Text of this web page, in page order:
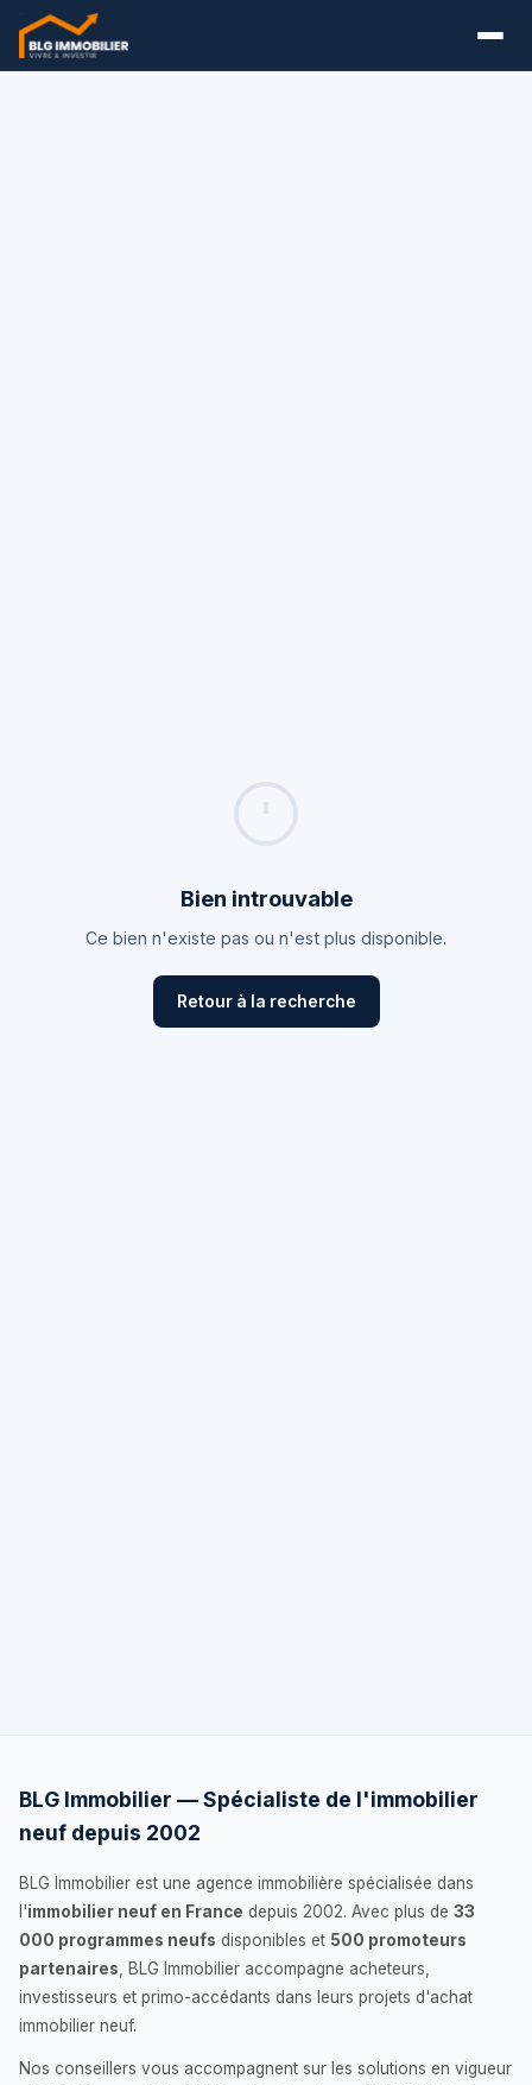
Bien introuvable
Ce bien n'existe pas ou n'est plus disponible.
Retour à la recherche
BLG Immobilier — Spécialiste de l'immobilier
neuf depuis 2002
BLG Immobilier est une agence immobilière spécialisée dans
l'immobilier neuf en France depuis 2002. Avec plus de 33
000 programmes neufs disponibles et 500 promoteurs
partenaires , BLG Immobilier accompagne acheteurs,
investisseurs et primo-accédants dans leurs projets d'achat
immobilier neuf.
Nos conseillers vous accompagnent sur les solutions en vigueur